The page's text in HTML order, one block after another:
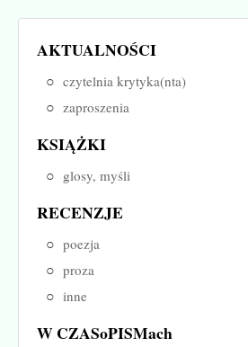
AKTUALNOŚCI
czytelnia krytyka(nta)
zaproszenia
KSIĄŻKI
glosy, myśli
RECENZJE
poezja
proza
inne
W CZASoPISMach